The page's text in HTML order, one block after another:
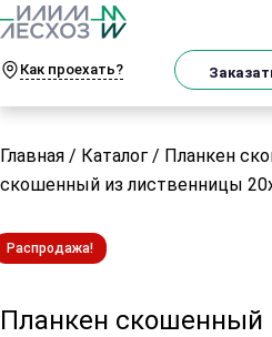
Как проехать?
Главная / Каталог / Планкен
скошенный из лиственницы
Распродажа!
Планкен скошенный